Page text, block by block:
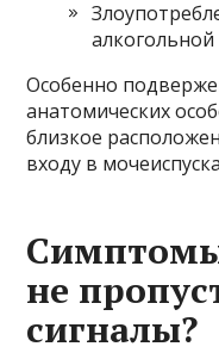
Особенно
анатомических
близкое
входу в
не
сигналы?